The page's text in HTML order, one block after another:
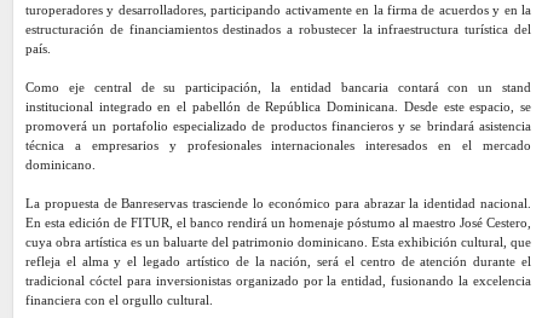
turoperadores y desarrolladores, participando activamente en la firma de acuerdos y en la
estructuración de financiamientos destinados a robustecer la infraestructura turística del
país.
Como eje central de su participación, la entidad bancaria contará con un stand
institucional integrado en el pabellón de República Dominicana. Desde este espacio, se
promoverá un portafolio especializado de productos financieros y se brindará asistencia
técnica a empresarios y profesionales internacionales interesados en el mercado
dominicano.
La propuesta de Banreservas trasciende lo económico para abrazar la identidad nacional.
En esta edición de FITUR, el banco rendirá un homenaje póstumo al maestro José Cestero,
cuya obra artística es un baluarte del patrimonio dominicano. Esta exhibición cultural, que
refleja el alma y el legado artístico de la nación, será el centro de atención durante el
tradicional cóctel para inversionistas organizado por la entidad, fusionando la excelencia
financiera con el orgullo cultural.